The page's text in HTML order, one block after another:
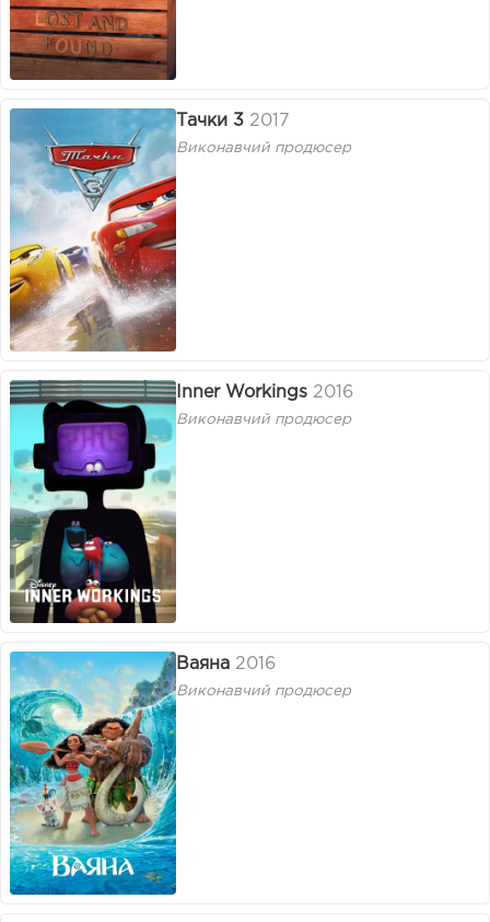
Тачки 3 2017
Виконавчий продюсер
Inner Workings 2016
Виконавчий продюсер
Ваяна 2016
Виконавчий продюсер